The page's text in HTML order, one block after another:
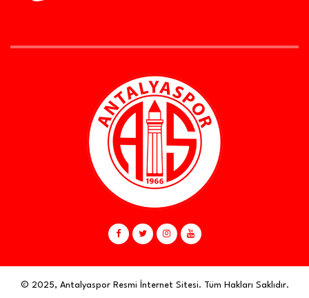
© 2025, Antalyaspor Resmi İnternet Sitesi. Tüm Hakları Saklıdır.